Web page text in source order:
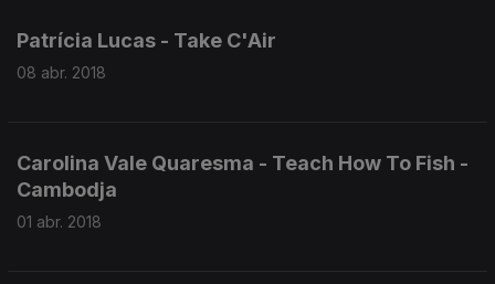
Patrícia Lucas - Take C'Air
08 abr. 2018
Carolina Vale Quaresma - Teach How To Fish -
Cambodja
01 abr. 2018